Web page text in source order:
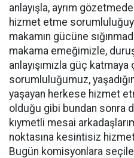
anlayışla, ayrım
hizmet etme
makamın gücüne
makama emeğimizle,
anlayışımızla güç
sorumluluğumuz,
yaşayan herkese hizmet
olduğu gibi bundan sonra
kıymetli mesai
noktasına kesintisiz
Bugün komisyonlara